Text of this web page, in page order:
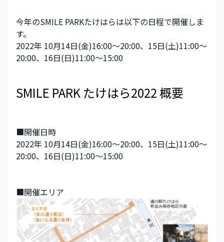
今年のSMILE PARKたけはらは以下の日程で開催しま
す。
2022年 10月14日(金)16:00～20:00、15日(土)11:00～
20:00、16日(日)11:00～15:00
SMILE PARK たけはら2022 概要
■開催日時
2022年 10月14日(金)16:00～20:00、15日(土)11:00～
20:00、16日(日)11:00～15:00
■開催エリア